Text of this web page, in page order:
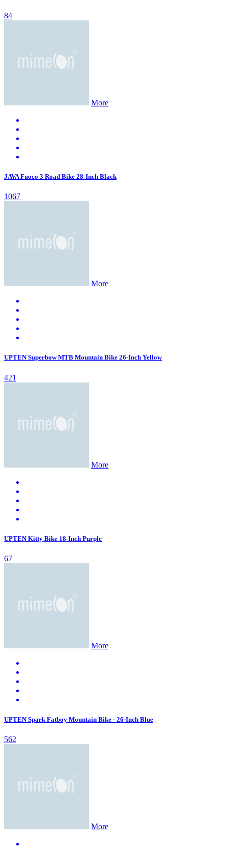
84
More
JAVA Fuoco 3 Road Bike 28-Inch Black
1067
More
UPTEN Superbow MTB Mountain Bike 26-Inch Yellow
421
More
UPTEN Kitty Bike 18-Inch Purple
67
More
UPTEN Spark Fatboy Mountain Bike - 26-Inch Blue
562
More